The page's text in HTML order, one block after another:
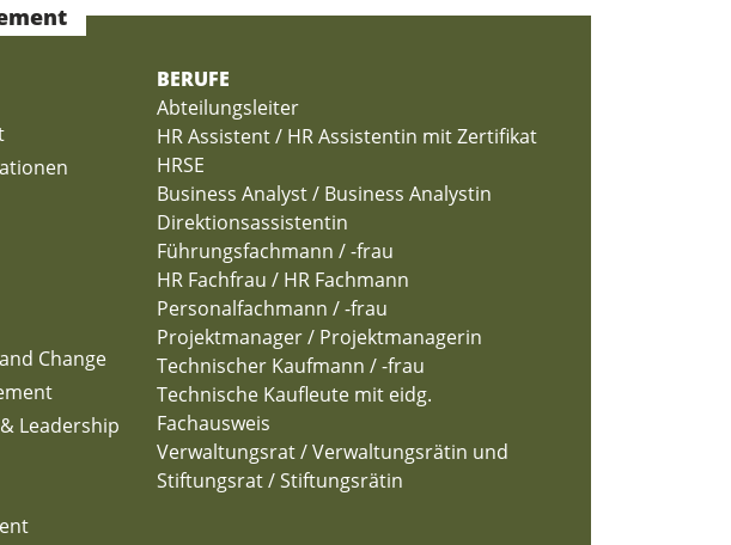
Change
Leadership
BERUFE
Abteilungsleiter
HR Assistent / HR Assistentin mit Zertifikat
HRSE
Business Analyst / Business Analystin
Direktionsassistentin
Führungsfachmann / -frau
HR Fachfrau / HR Fachmann
Personalfachmann / -frau
Projektmanager / Projektmanagerin
Technischer Kaufmann / -frau
Technische Kaufleute mit eidg.
Fachausweis
Verwaltungsrat / Verwaltungsrätin und
Stiftungsrat / Stiftungsrätin